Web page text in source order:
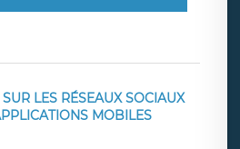
LES RÉSEAUX SOCIAUX
MOBILES